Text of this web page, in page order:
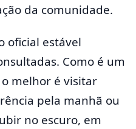
da comunidade.
oficial estável
Como é um
melhor é visitar
pela manhã ou
no escuro, em